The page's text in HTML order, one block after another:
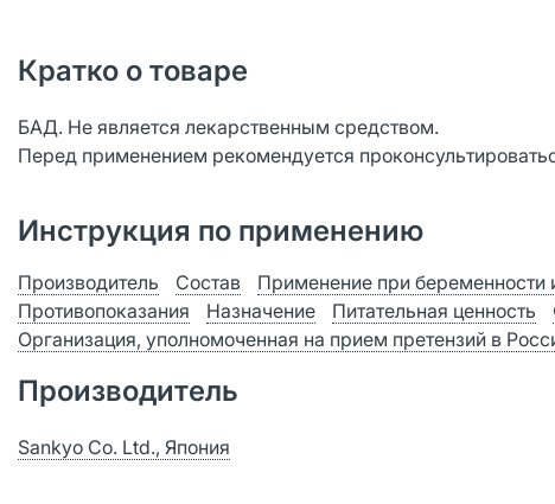
Кратко о товаре
БАД. Не является лекарственным средством.
Перед применением рекомендуется
Инструкция по применению
Производитель Состав Применение при беременности
Противопоказания
Назначение Питательная ценность
Организация, уполномоченная на прием претензий в
Производитель
Sankyo Co. Ltd., Япония